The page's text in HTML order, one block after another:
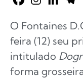
O Fontaines
feira (12) seu
intitulado
forma